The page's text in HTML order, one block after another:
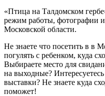
«Птица на Талдомском
режим работы, фотографии
Московской области.
Не знаете что посетить в в
погулять с ребенком, куда
Выбираете место для
на выходные?
выставки? Не знаете куда
поможет!